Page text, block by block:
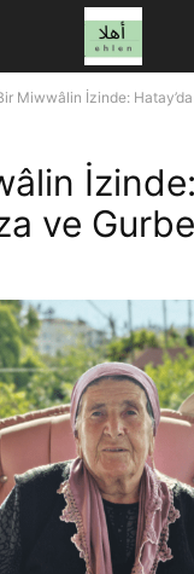
Miwwâlin İzinde:
ve